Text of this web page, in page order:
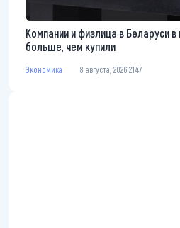
Компании и физлица в Беларуси
больше, чем купили
Экономика 8 августа, 2026 21:47